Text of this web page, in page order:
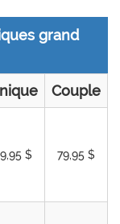
grand
Couple
$ 79,95 $